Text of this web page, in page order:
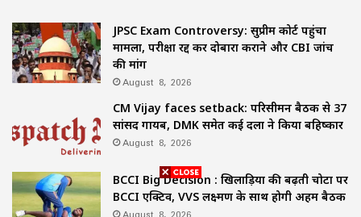
JPSC Exam Controversy: सुप्रीम कोर्ट पहुंचा
मामला, परीक्षा रद्द कर दोबारा कराने और CBI जांच
की मांग
August 8, 2026
CM Vijay faces setback: परिसीमन बैठक से 37
सांसद गायब, DMK समेत कई दलों ने किया बहिष्कार
August 8, 2026
BCCI Big Decision : खिलाड़ियों की बढ़ती चोटों पर
BCCI एक्टिव, VVS लक्ष्मण के साथ होगी अहम बैठक